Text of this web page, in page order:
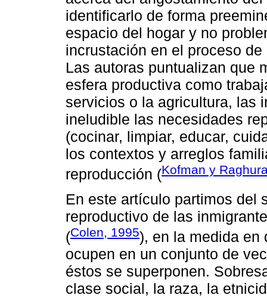
identificarlo de forma
espacio del hogar y no
incrustación en el proceso
Las autoras puntualizan que
esfera productiva como
servicios o la agricultura, las
ineludible las necesidades
(cocinar, limpiar, educar,
los contextos y arreglos
reproducción (Kofman y
En este artículo partimos del
reproductivo de las
(Colen, 1995), en la medida en
ocupen en un conjunto de
éstos se superponen.
clase social, la raza, la